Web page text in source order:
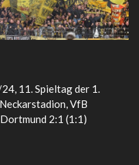
11. Spieltag der 1.
VfB
2:1 (1:1)